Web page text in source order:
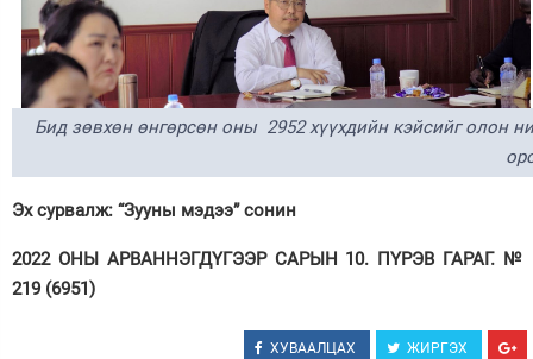
Бид зөвхөн өнгөрсөн оны 2952 хүүхдийн кэйсийг олон
Эх сурвалж: “Зууны мэдээ” сонин
2022 ОНЫ АРВАННЭГДҮГЭЭР САРЫН 10. ПҮРЭВ ГАРАГ. №
219 (6951)
ХУВААЛЦАХ ЖИРГЭХ